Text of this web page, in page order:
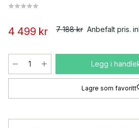
4 499 kr 7 188 kr Anbefalt pris.
Legg i
Lagre som favoritt